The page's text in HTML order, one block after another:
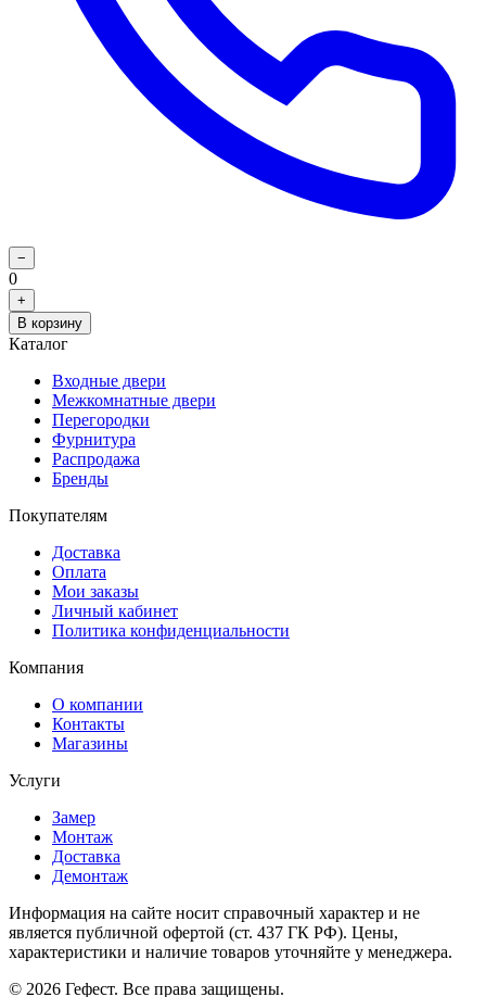
−
0
+
В корзину
Каталог
Входные двери
Межкомнатные двери
Перегородки
Фурнитура
Распродажа
Бренды
Покупателям
Доставка
Оплата
Мои заказы
Личный кабинет
Политика конфиденциальности
Компания
О компании
Контакты
Магазины
Услуги
Замер
Монтаж
Доставка
Демонтаж
Информация на сайте носит справочный характер и не
является публичной офертой (ст. 437 ГК РФ). Цены,
характеристики и наличие товаров уточняйте у менеджера.
© 2026 Гефест. Все права защищены.